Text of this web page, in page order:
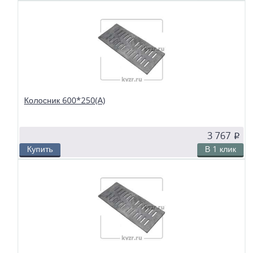
Колосники чугунные 600*200 применяются в слоевых топках
твердотопливных водогрейных и паровых котлов. Чтобы поддерживать в
топке устойчивый слой горящего топлива, дров, угля или брикетов, из
колосников собираются колосниковые решетки.
Колосник 600*250(А)
3 767 p
Купить В 1 клик
Колосники чугунные 600*250 (А) применяются в слоевых топках
твердотопливных водогрейных и паровых котлов. Чтобы поддерживать в
топке устойчивый слой горящего топлива, дров, угля или брикетов, из
колосников собираются колосниковые решетки.